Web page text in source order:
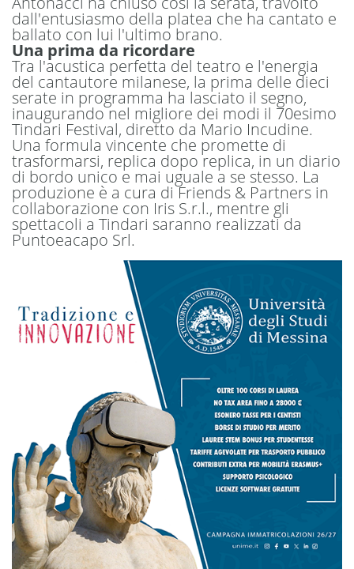
dall'entusiasmo della platea che ha cantato e
ballato con lui l'ultimo brano.
Una prima da ricordare
Tra l'acustica perfetta del teatro e l'energia
del cantautore milanese, la prima delle dieci
serate in programma ha lasciato il segno,
inaugurando nel migliore dei modi il 70esimo
Tindari Festival, diretto da Mario Incudine.
Una formula vincente che promette di
trasformarsi, replica dopo replica, in un diario
di bordo unico e mai uguale a se stesso. La
produzione è a cura di Friends & Partners in
collaborazione con Iris S.r.l., mentre gli
spettacoli a Tindari saranno realizzati da
Puntoeacapo Srl.